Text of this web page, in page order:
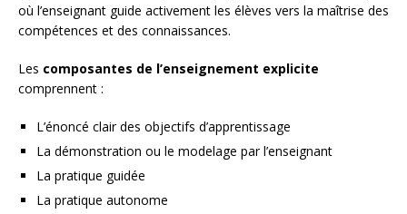
où l’enseignant guide activement les élèves vers la maîtrise des
compétences et des connaissances.
Les composantes de l’enseignement explicite
comprennent :
L’énoncé clair des objectifs d’apprentissage
La démonstration ou le modelage par l’enseignant
La pratique guidée
La pratique autonome